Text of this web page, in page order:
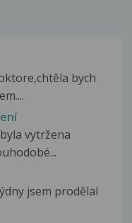
bych
vytržena
jsem prodělal